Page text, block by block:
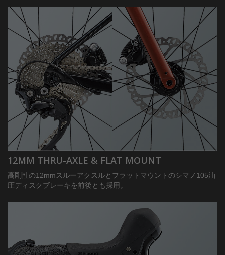
12MM THRU-AXLE & FLAT MOUNT
高剛性の12mmスルーアクスルとフラットマウントのシマノ105油
圧ディスクブレーキを前後とも採用。